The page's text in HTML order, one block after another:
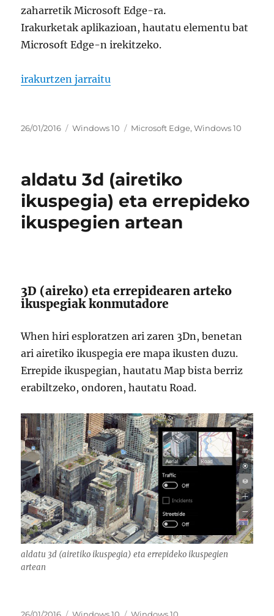
zaharretik Microsoft Edge-ra.
Irakurketak aplikazioan, hautatu elementu bat
Microsoft Edge-n irekitzeko.
“eraman elementuak irakurketak aplikaziotik
irakurtzen jarraitu
Argitaratze-
26/01/2016 Kategoriak
Windows 10 Etiketak
Microsoft Edge,Windows 10
aldatu 3d (airetiko
ikuspegia) eta errepideko
ikuspegien artean
3D (aireko) eta errepidearen arteko
ikuspegiak konmutadore
When hiri esploratzen ari zaren 3Dn, benetan
ari airetiko ikuspegia ere mapa ikusten duzu.
Errepide ikuspegian, hautatu Map bista berriz
erabiltzeko, ondoren, hautatu Road.
aldatu 3d (airetiko ikuspegia) eta errepideko ikuspegien
artean
Argitaratze- Kategoriak Etiketak